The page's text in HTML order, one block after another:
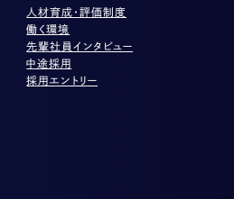
人材育成・評価制度
働く環境
先輩社員インタビュー
中途採用
採用エントリー